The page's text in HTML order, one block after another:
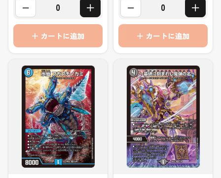
− 0 ＋
＋ カートに追加
− 0 ＋
＋ カートに追加